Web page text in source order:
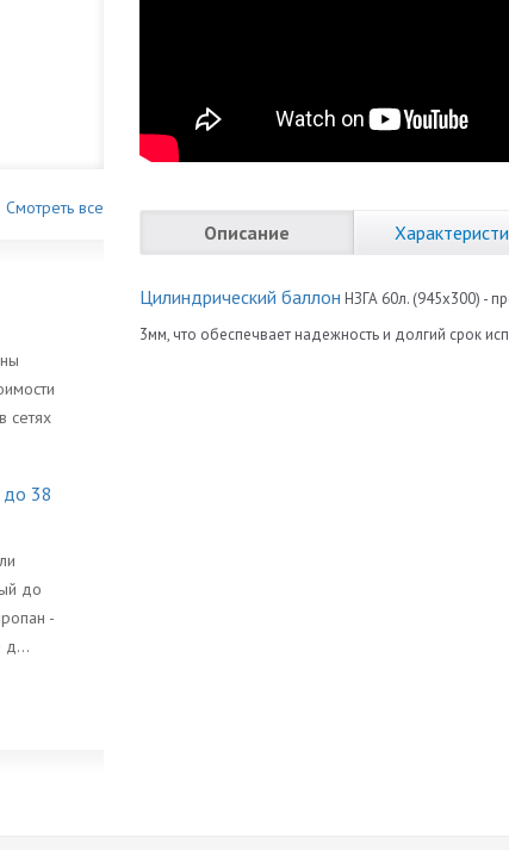
Смотреть все
сетях
до 38
до
-
д...
Описание
Цилиндрический баллон НЗГА 60л. (945х300) -
3мм, что обеспечвает надежность и долгий срок